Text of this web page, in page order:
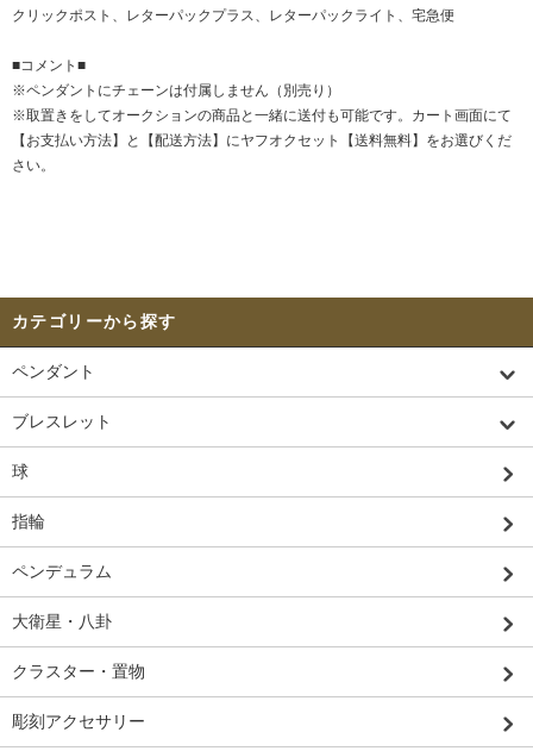
クリックポスト、レターパックプラス、レターパックライト、宅急便
■コメント■
※ペンダントにチェーンは付属しません（別売り）
※取置きをしてオークションの商品と一緒に送付も可能です。カート画面にて
【お支払い方法】と【配送方法】にヤフオクセット【送料無料】をお選びくだ
さい。
カテゴリーから探す
ペンダント
ブレスレット
球
指輪
ペンデュラム
大衛星・八卦
クラスター・置物
彫刻アクセサリー